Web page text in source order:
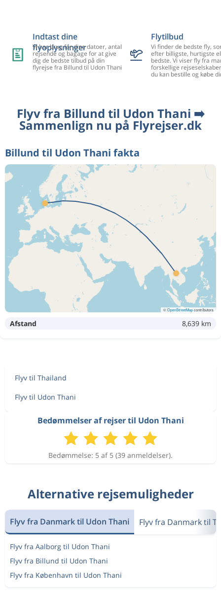
Indtast dine
flyoplysninger
Vi har brug for dine datoer, antal
rejsende og bagage for at give
dig de bedste tilbud på din
flyrejse fra Billund til Udon Thani
Flytilbud
Vi finder de bedste fly,
efter billigste, hurtigste
bedste. Vi viser fly fra
forskellige
du kan bestille og købe
Flyv fra Billund til Udon Thani ➡️
Sammenlign nu på Flyrejser.dk
Billund til Udon Thani fakta
©OpenStreetMapcontributors
Afstand 8,639 km
Flyv til Thailand
Flyv til Udon Thani
Bedømmelser af rejser til Udon Thani
Bedømmelse: 5 af 5 (39 anmeldelser).
Alternative rejsemuligheder
Flyv fra Danmark til Udon Thani Flyv fra Danmark til
Flyv fra Aalborg til Udon Thani
Flyv fra Billund til Udon Thani
Flyv fra København til Udon Thani